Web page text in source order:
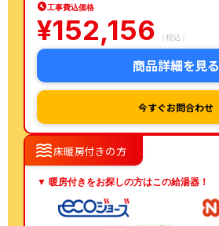
工事費込価格
¥152,156 （税込）
商品詳細を見る
今すぐお問合わせ
waves床暖房付きの方
▼ 暖房付きをお探しの方はこの給湯器！